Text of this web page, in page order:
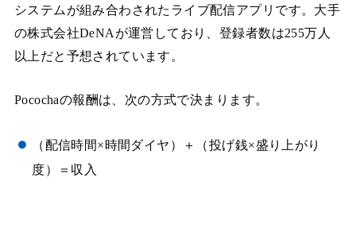
システムが組み合わされたライブ配信アプリです。大手
の株式会社DeNAが運営しており、登録者数は255万人
以上だと予想されています。
Pocochaの報酬は、次の方式で決まります。
（配信時間×時間ダイヤ）＋（投げ銭×盛り上がり
度）＝収入